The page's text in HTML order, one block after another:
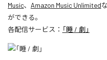
Music、 Amazon Music Unlimited
ができる。
各配信サービス： 「睡 / 劇」